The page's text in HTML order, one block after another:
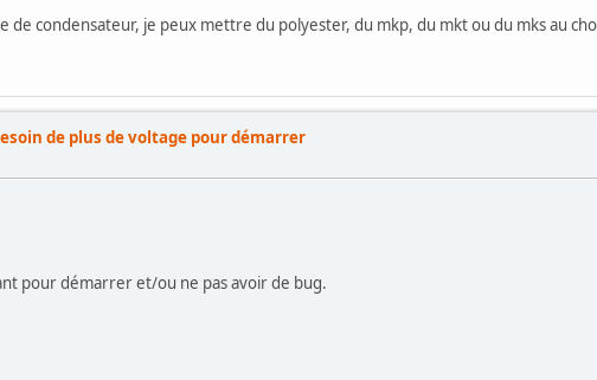
de condensateur, je peux mettre du polyester, du mkp, du mkt ou du mks au
de plus de voltage pour démarrer
pour démarrer et/ou ne pas avoir de bug.